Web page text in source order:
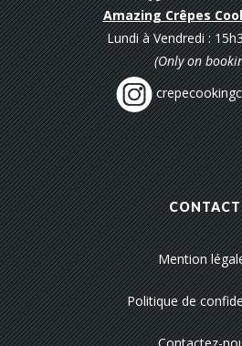
Amazing Crêpes
Lundi à Vendredi :
(Only on
CONTACT
Mention
Politique de